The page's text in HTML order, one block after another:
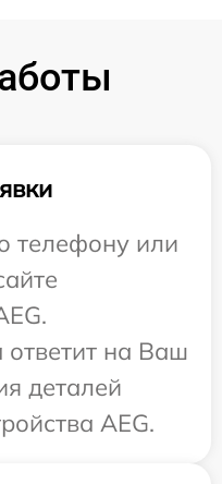
телефону или
ответит на Ваш
деталей
AEG.